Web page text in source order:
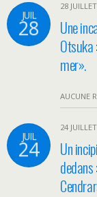
JUIL
28
28
Une
Otsuka
mer».
AUCUNE
JUIL
24
24
Un